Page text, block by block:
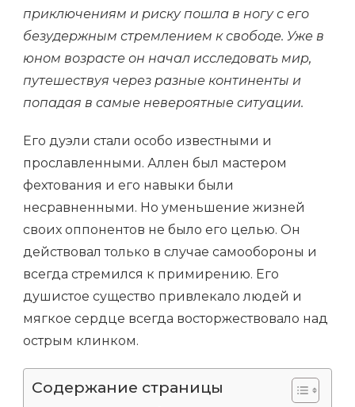
приключениям и риску пошла в ногу с его
безудержным стремлением к свободе. Уже в
юном возрасте он начал исследовать мир,
путешествуя через разные континенты и
попадая в самые невероятные ситуации.
Его дуэли стали особо известными и
прославленными. Аллен был мастером
фехтования и его навыки были
несравненными. Но уменьшение жизней
своих оппонентов не было его целью. Он
действовал только в случае самообороны и
всегда стремился к примирению. Его
душистое существо привлекало людей и
мягкое сердце всегда восторжествовало над
острым клинком.
Содержание страницы